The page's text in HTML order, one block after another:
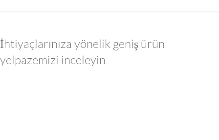
İhtiyaçlarınıza yönelik geniş ürün
yelpazemizi inceleyin